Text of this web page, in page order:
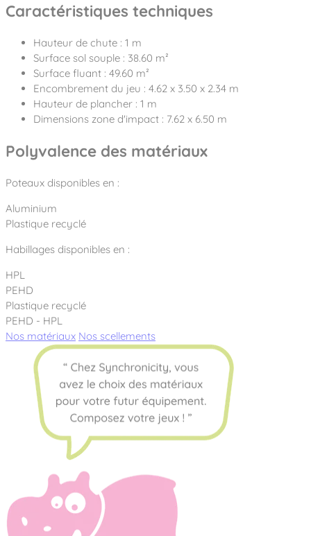
Caractéristiques techniques
Hauteur de chute : 1 m
Surface sol souple : 38.60 m²
Surface fluant : 49.60 m²
Encombrement du jeu : 4.62 x 3.50 x 2.34 m
Hauteur de plancher : 1 m
Dimensions zone d'impact : 7.62 x 6.50 m
Polyvalence des matériaux
Poteaux disponibles en :
Aluminium
Plastique recyclé
Habillages disponibles en :
HPL
PEHD
Plastique recyclé
PEHD - HPL
Nos matériaux Nos scellements